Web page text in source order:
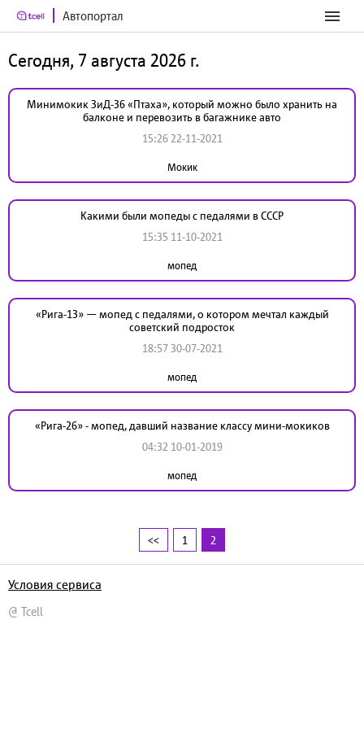
Автопортал
Сегодня, 7 августа 2026 г.
Минимокик ЗиД-36 «Птаха», который можно было хранить на
балконе и перевозить в багажнике авто
15:26 22-11-2021
Мокик
Какими были мопеды с педалями в СССР
15:35 11-10-2021
мопед
«Рига-13» — мопед с педалями, о котором мечтал каждый
советский подросток
18:57 30-07-2021
мопед
«Рига-26» - мопед, давший название классу мини-мокиков
04:32 10-01-2019
мопед
<< 1 2
@ Tcell
Условия сервиса